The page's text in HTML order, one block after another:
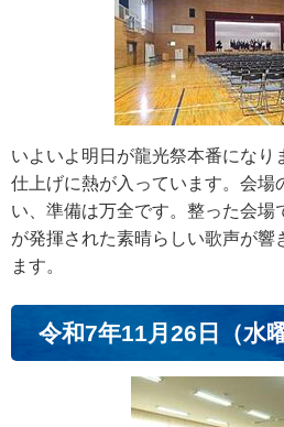
いよいよ明日が龍光祭本番になり
仕上げに熱が入っています。会場
い、準備は万全です。整った会場
が発揮された素晴らしい歌声が響
ます。
令和7年11月26日（水曜